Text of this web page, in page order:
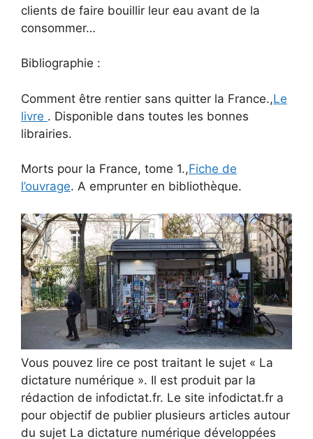
clients de faire bouillir leur eau avant de la
consommer…
Bibliographie :
Comment être rentier sans quitter la France.,Le
livre . Disponible dans toutes les bonnes
librairies.
Morts pour la France, tome 1.,Fiche de
l’ouvrage. A emprunter en bibliothèque.
Vous pouvez lire ce post traitant le sujet « La
dictature numérique ». Il est produit par la
rédaction de infodictat.fr. Le site infodictat.fr a
pour objectif de publier plusieurs articles autour
du sujet La dictature numérique développées